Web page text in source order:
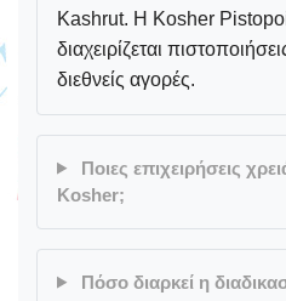
Kashrut. Η Kosher
διαχειρίζεται
διεθνείς αγορές.
Ποιες επιχειρήσεις
Kosher;
Πόσο διαρκεί η